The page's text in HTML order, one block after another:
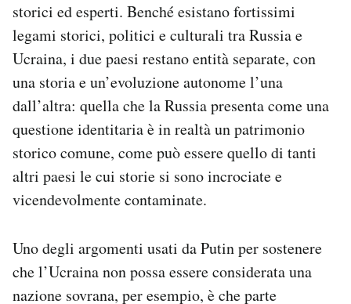
storici ed esperti. Benché esistano fortissimi
legami storici, politici e culturali tra Russia e
Ucraina, i due paesi restano entità separate, con
una storia e un’evoluzione autonome l’una
dall’altra: quella che la Russia presenta come una
questione identitaria è in realtà un patrimonio
storico comune, come può essere quello di tanti
altri paesi le cui storie si sono incrociate e
vicendevolmente contaminate.
Uno degli argomenti usati da Putin per sostenere
che l’Ucraina non possa essere considerata una
nazione sovrana, per esempio, è che parte